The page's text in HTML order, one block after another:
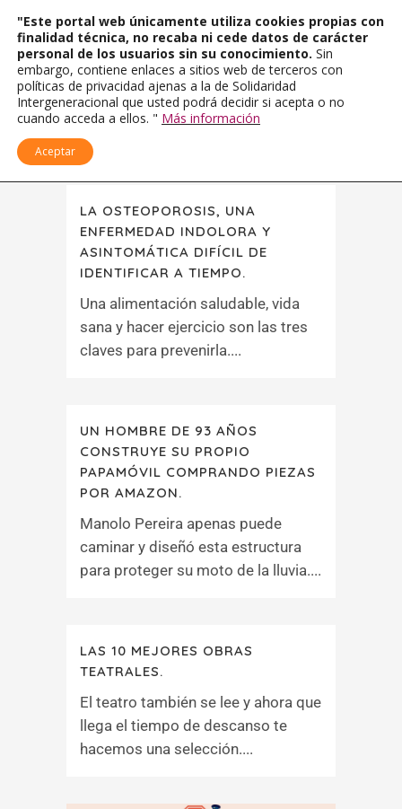
LA OSTEOPOROSIS, UNA
ENFERMEDAD INDOLORA Y
ASINTOMÁTICA DIFÍCIL DE
IDENTIFICAR A TIEMPO.
Una alimentación saludable, vida
sana y hacer ejercicio son las tres
claves para prevenirla....
UN HOMBRE DE 93 AÑOS
CONSTRUYE SU PROPIO
PAPAMÓVIL COMPRANDO PIEZAS
POR AMAZON.
Manolo Pereira apenas puede
caminar y diseñó esta estructura
para proteger su moto de la lluvia....
LAS 10 MEJORES OBRAS
TEATRALES.
El teatro también se lee y ahora que
llega el tiempo de descanso te
hacemos una selección....
"Este portal web únicamente utiliza cookies propias con
finalidad técnica, no recaba ni cede datos de carácter
personal de los usuarios sin su conocimiento. Sin
embargo, contiene enlaces a sitios web de terceros con
políticas de privacidad ajenas a la de Solidaridad
Intergeneracional que usted podrá decidir si acepta o no
cuando acceda a ellos. " Más información
Aceptar